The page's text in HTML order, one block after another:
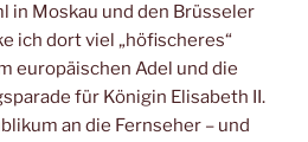
in Moskau und den Brüsseler
ich dort viel „höfischeres“
europäischen Adel und die
für Königin Elisabeth II.
an die Fernseher – und